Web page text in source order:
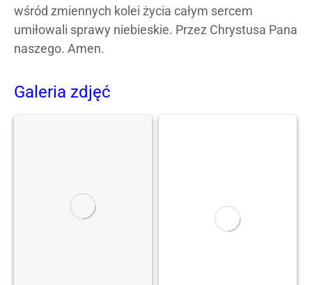
wśród zmiennych kolei życia całym sercem
umiłowali sprawy niebieskie. Przez Chrystusa Pana
naszego. Amen.
Galeria zdjęć